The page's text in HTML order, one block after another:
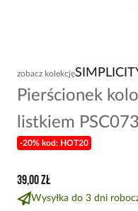
zobacz kolekcję
Pierścionek
listkiem
-20% kod: HOT20
39,00 zł
Wysyłka do 3 dni